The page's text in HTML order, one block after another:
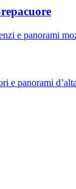
e panorami
e panorami